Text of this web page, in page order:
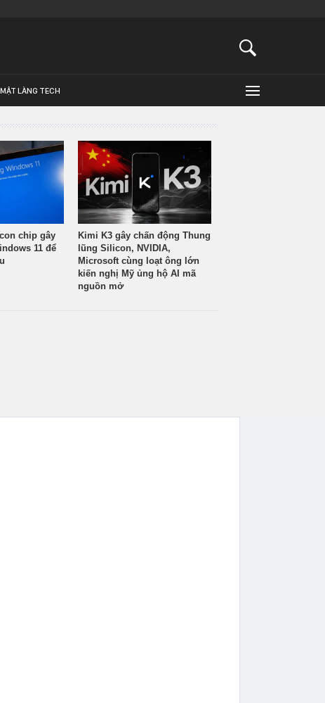
LÀNG TECH
chip gây
11 để
Kimi K3 gây chấn động Thung
lũng Silicon, NVIDIA,
Microsoft cùng loạt ông lớn
kiến nghị Mỹ ủng hộ AI mã
nguồn mở